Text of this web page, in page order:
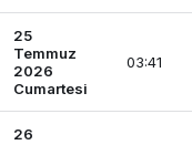
25
Temmuz
2026
Cumartesi
03:41
26